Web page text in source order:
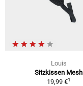
Louis
Sitzkissen Mesh
19,99 €1